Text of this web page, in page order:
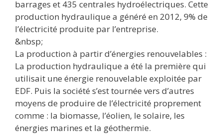
barrages et 435 centrales hydroélectriques. Cette
production hydraulique a généré en 2012, 9% de
l’électricité produite par l’entreprise.
&nbsp;
La production à partir d’énergies renouvelables :
La production hydraulique a été la première qui
utilisait une énergie renouvelable exploitée par
EDF. Puis la société s’est tournée vers d’autres
moyens de produire de l’électricité proprement
comme : la biomasse, l’éolien, le solaire, les
énergies marines et la géothermie.